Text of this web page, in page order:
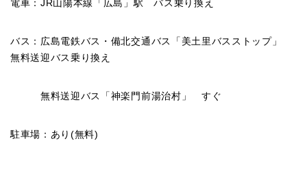
電車：JR山陽本線「広島」駅 バス乗り換え
バス：広島電鉄バス・備北交通バス「美土里バスストップ」
無料送迎バス乗り換え
無料送迎バス「神楽門前湯治村」 すぐ
駐車場：あり(無料)